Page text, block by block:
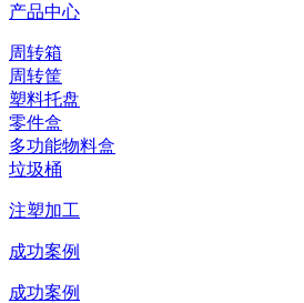
产品中心
周转箱
周转筐
塑料托盘
零件盒
多功能物料盒
垃圾桶
注塑加工
成功案例
成功案例